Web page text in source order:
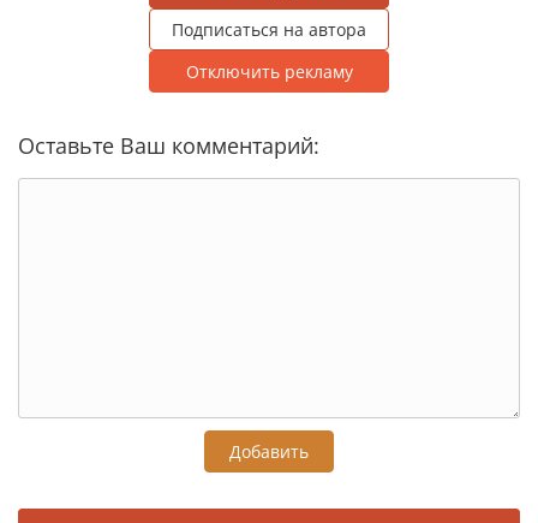
Подписаться на автора
Отключить рекламу
Оставьте Ваш комментарий:
Добавить